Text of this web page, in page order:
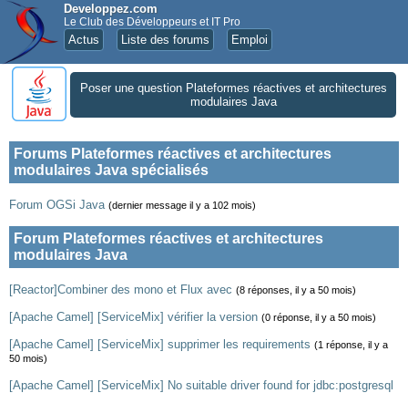
Developpez.com
Le Club des Développeurs et IT Pro
Actus Liste des forums Emploi
Poser une question Plateformes réactives et architectures
modulaires Java
Forums Plateformes réactives et architectures
modulaires Java spécialisés
Forum OGSi Java (dernier message il y a 102 mois)
Forum Plateformes réactives et architectures
modulaires Java
[Reactor]Combiner des mono et Flux avec (8 réponses, il y a 50 mois)
[Apache Camel] [ServiceMix] vérifier la version (0 réponse, il y a 50 mois)
[Apache Camel] [ServiceMix] supprimer les requirements (1 réponse, il y a
50 mois)
[Apache Camel] [ServiceMix] No suitable driver found for jdbc:postgresql